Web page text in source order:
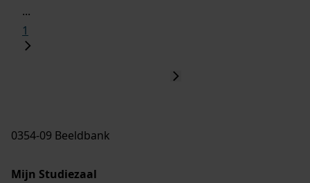
...
1
0354-09 Beeldbank
Mijn Studiezaal